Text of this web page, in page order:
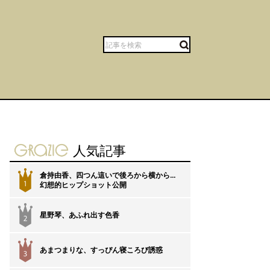
gravure-grazie
人気記事
1
倉持由香、四つん這いで後ろから横から…
幻想的ヒップショット公開
星野琴、あふれ出す色香
あまつまりな、すっぴん寝ころび誘惑